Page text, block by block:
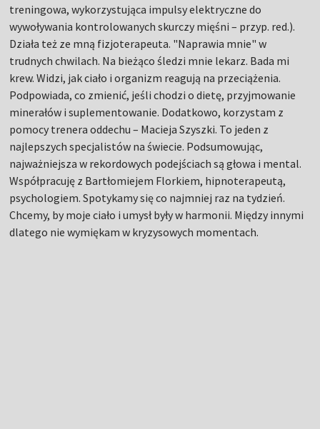
treningowa, wykorzystująca impulsy elektryczne do
wywoływania kontrolowanych skurczy mięśni – przyp. red.).
Działa też ze mną fizjoterapeuta. "Naprawia mnie" w
trudnych chwilach. Na bieżąco śledzi mnie lekarz. Bada mi
krew. Widzi, jak ciało i organizm reagują na przeciążenia.
Podpowiada, co zmienić, jeśli chodzi o dietę, przyjmowanie
minerałów i suplementowanie. Dodatkowo, korzystam z
pomocy trenera oddechu – Macieja Szyszki. To jeden z
najlepszych specjalistów na świecie. Podsumowując,
najważniejsza w rekordowych podejściach są głowa i mental.
Współpracuję z Bartłomiejem Florkiem, hipnoterapeutą,
psychologiem. Spotykamy się co najmniej raz na tydzień.
Chcemy, by moje ciało i umysł były w harmonii. Między innymi
dlatego nie wymiękam w kryzysowych momentach.